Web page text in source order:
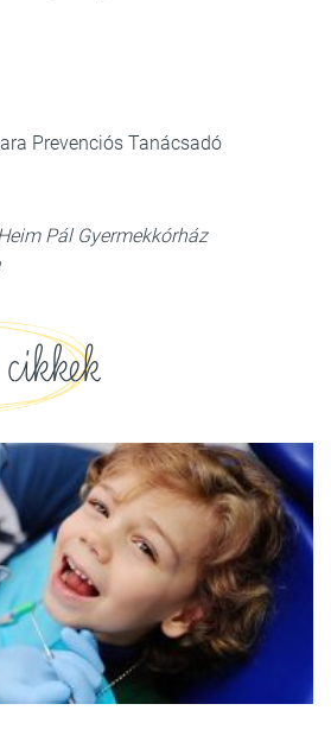
Prevenciós Tanácsadó
Pál Gyermekkórház